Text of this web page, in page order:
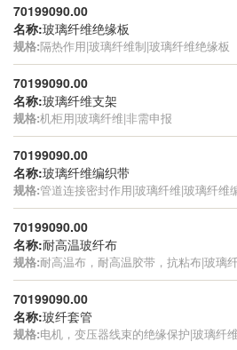
70199090.00
名称:玻璃纤维绝缘板
规格:隔热作用|玻璃纤维制|玻璃纤维绝缘板
70199090.00
名称:玻璃纤维支架
规格:机柜用|玻璃纤维|非需申报
70199090.00
名称:玻璃纤维编织带
规格:管道连接密封作用|玻璃纤维|玻璃纤维
70199090.00
名称:耐高温玻纤布
规格:耐高温布，耐高温胶带，抗粘布|玻璃
70199090.00
名称:玻纤套管
规格:电机，变压器线束的绝缘保护|玻璃纤